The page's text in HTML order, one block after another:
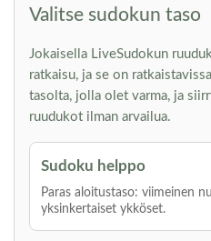
Valitse sudokun taso
Jokaisella LiveSudokun
ratkaisu, ja se on
tasolta, jolla olet varma, ja
ruudukot ilman arvailua.
Sudoku helppo
Paras aloitustaso: viimeinen
yksinkertaiset ykköset.